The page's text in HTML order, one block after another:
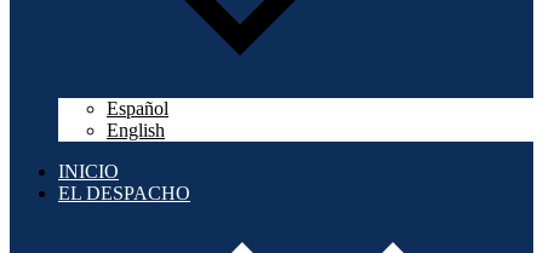
Español
English
INICIO
EL DESPACHO